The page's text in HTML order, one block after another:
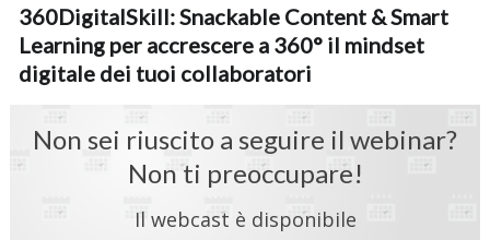
360DigitalSkill: Snackable Content & Smart
Learning per accrescere a 360° il mindset
digitale dei tuoi collaboratori
Non sei riuscito a seguire il webinar?
Non ti preoccupare!
Il webcast è disponibile